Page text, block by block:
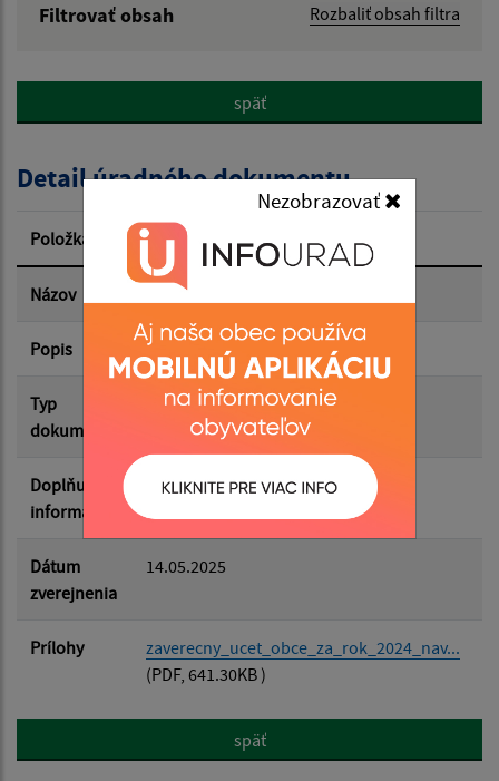
Nezobrazovať
Filtrovať obsah Rozbaliť obsah filtra
Popis:
Dátum zverejnenia od:
Dátum zverejnenia do:
Filtrovať Reset
späť
Detail úradného dokumentu
Položka Informácia
Názov Záverečný účet obce 2024 návrh
Popis
Typ
dokumentu
Rôzne
Doplňujúce
informácie
Dátum
zverejnenia
14.05.2025
Prílohy
zaverecny_ucet_obce_za_rok_2024_nav...
(PDF, 641.30KB )
späť